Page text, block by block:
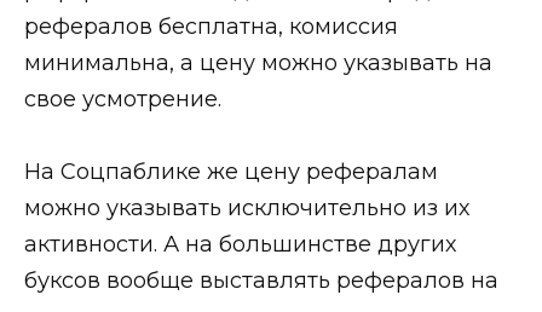
рефералов бесплатна, комиссия
минимальна, а цену можно указывать на
свое усмотрение.
На Соцпаблике же цену рефералам
можно указывать исключительно из их
активности. А на большинстве других
буксов вообще выставлять рефералов на